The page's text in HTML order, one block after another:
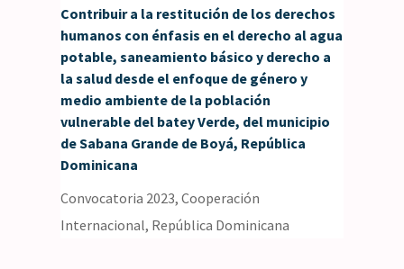
Contribuir a la restitución de los derechos
humanos con énfasis en el derecho al agua
potable, saneamiento básico y derecho a
la salud desde el enfoque de género y
medio ambiente de la población
vulnerable del batey Verde, del municipio
de Sabana Grande de Boyá, República
Dominicana
Convocatoria 2023,Cooperación
Internacional, República Dominicana